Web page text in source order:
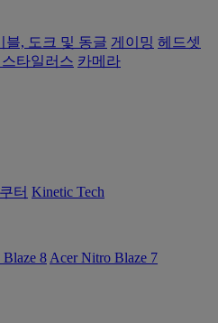
블, 도크 및 동글 게이밍 헤드셋
타일러스 카메라
터 Kinetic Tech
8 Acer Nitro Blaze 7